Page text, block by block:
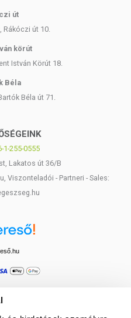
út
Rákóczi út 10.
körút
István Körút 18.
Béla
Béla út 71.
1-255-0555
Lakatos út 36/B
Viszonteladói - Partneri - Sales: